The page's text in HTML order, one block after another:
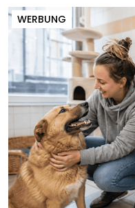
WERBUNG